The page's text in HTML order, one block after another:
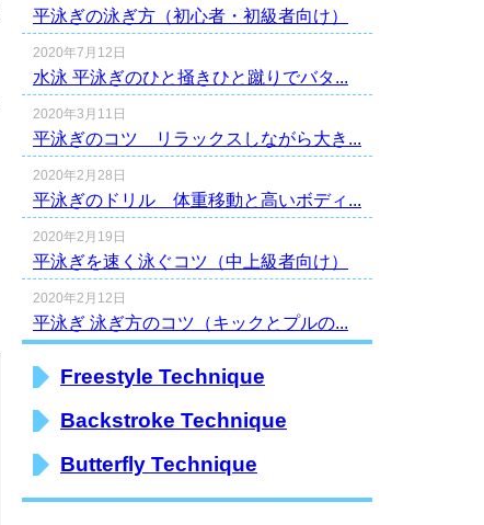
平泳ぎの泳ぎ方（初心者・初級者向け）
2020年7月12日
水泳 平泳ぎのひと掻きひと蹴りでバタ...
2020年3月11日
平泳ぎのコツ リラックスしながら大き...
2020年2月28日
平泳ぎのドリル 体重移動と高いボディ...
2020年2月19日
平泳ぎを速く泳ぐコツ（中上級者向け）
2020年2月12日
平泳ぎ 泳ぎ方のコツ（キックとプルの...
Freestyle Technique
Backstroke Technique
Butterfly Technique